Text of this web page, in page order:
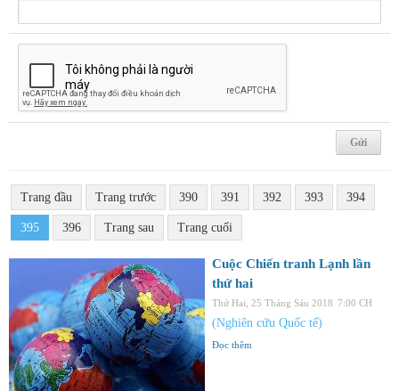
Trang đầu Trang trước 390 391 392 393 394
395 396 Trang sau Trang cuối
Cuộc Chiến tranh Lạnh lần
thứ hai
Thứ Hai, 25 Tháng Sáu 2018 7:00 CH
(Nghiên cứu Quốc tế)
Đọc thêm